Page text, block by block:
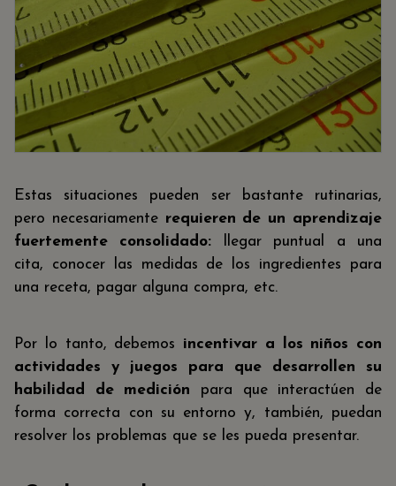
Estas situaciones pueden ser bastante rutinarias,
pero necesariamente requieren de un aprendizaje
fuertemente consolidado: llegar puntual a una
cita, conocer las medidas de los ingredientes para
una receta, pagar alguna compra, etc.
Por lo tanto, debemos incentivar a los niños con
actividades y juegos para que desarrollen su
habilidad de medición para que interactúen de
forma correcta con su entorno y, también, puedan
resolver los problemas que se les pueda presentar.